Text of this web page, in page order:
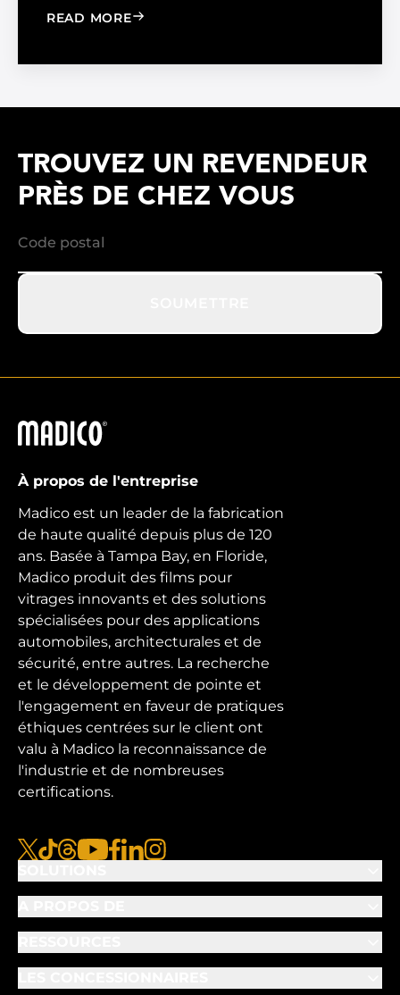
READ MORE: WINDOW FILM VS. WINDOW
TROUVEZ UN REVENDEUR
PRÈS DE CHEZ VOUS
Madico
À propos de l'entreprise
Madico est un leader de la fabrication
de haute qualité depuis plus de 120
ans. Basée à Tampa Bay, en Floride,
Madico produit des films pour
vitrages innovants et des solutions
spécialisées pour des applications
automobiles, architecturales et de
sécurité, entre autres. La recherche
et le développement de pointe et
l'engagement en faveur de pratiques
éthiques centrées sur le client ont
valu à Madico la reconnaissance de
l'industrie et de nombreuses
certifications.